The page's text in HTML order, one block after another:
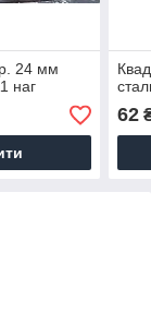
24 мм
наг
62